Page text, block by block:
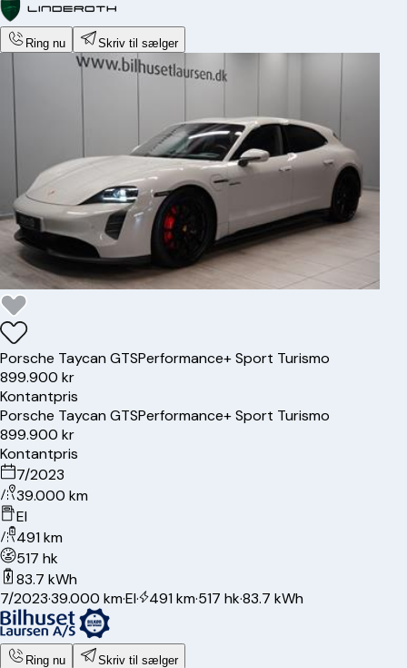
Ring nu Skriv til sælger
Porsche Taycan GTSPerformance+ Sport Turismo
899.900 kr
Kontantpris
Porsche Taycan GTSPerformance+ Sport Turismo
899.900 kr
Kontantpris
7/2023
39.000 km
El
491 km
517 hk
83.7 kWh
7/2023·39.000 km·El· 491 km·517 hk·83.7 kWh
Ring nu Skriv til sælger